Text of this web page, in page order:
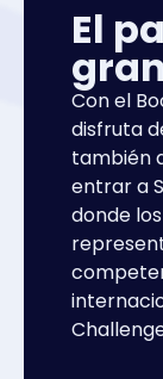
El
Con el
disfruta
también
entrar a
donde